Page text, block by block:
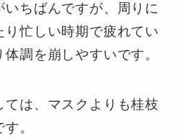
ちばんですが、周りに
り忙しい時期で疲れてい
調を崩しやすいです。
ては、マスクよりも桂枝
。